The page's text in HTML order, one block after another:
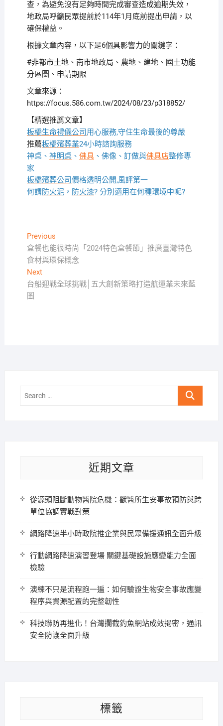
查，為避免沒有足夠時間完成審查造成逾期失效，
地政局呼籲民眾提前於114年1月底前提出申請，以
確保權益。
根據文章內容，以下是6個具影響力的關鍵字：
#非都市土地、南市地政局、農地、建地、國土功能
分區圖、申請期限
文章來源：
https://focus.586.com.tw/2024/08/23/p318852/
【精選推薦文章】
板橋生命禮儀公司用心服務,守住生命最後的尊嚴
推薦板橋殯葬業24小時諮詢服務
神桌、 神明桌、 佛具、佛像、訂做與佛具店整修專
家
板橋殯葬公司價格透明公開,風評第一
何謂防火泥， 防火漆? 分別適用在何種環境中呢?
文
章
導
覽
PreviousPrevious
post:
盒餐也能很時尚「2024特色盒餐節」推廣臺灣特色
食材與環保概念
NextNext
post:
台船迎戰全球挑戰│五大創新策略打造航運業未來藍
圖
Search
近期文章
從源頭阻斷動物醫院危機：獸醫所生安事故預防與跨
單位協調實戰對策
網路降速半小時政院推企業與民眾備援通訊全面升級
行動網路降速演習登場 關鍵基礎設施應變能力全面
檢驗
演練不只是流程跑一遍：如何驗證生物安全事故應變
程序與資源配置的完整韌性
科技聯防再進化！台灣攔截釣魚網站成效揭密，通訊
安全防護全面升級
標籤